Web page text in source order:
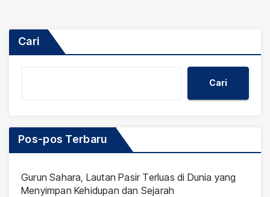
Cari
Cari
Pos-pos Terbaru
Gurun Sahara, Lautan Pasir Terluas di Dunia yang
Menyimpan Kehidupan dan Sejarah